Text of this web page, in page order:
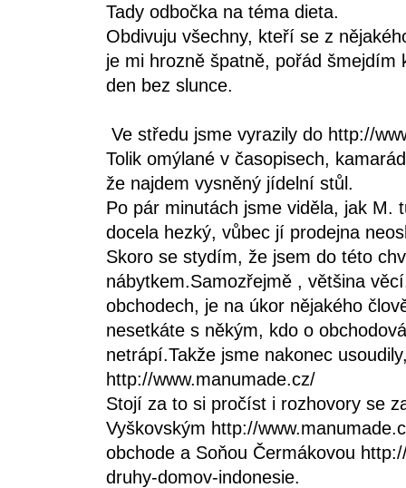
Tady odbočka na téma dieta.
Obdivuju všechny, kteří se z
je mi hrozně špatně, pořád šmejdím
den bez slunce.
Ve středu jsme vyrazily do http://
Tolik omýlané v časopisech,
že najdem vysněný jídelní stůl.
Po pár minutách jsme viděla, jak M.
docela hezký, vůbec jí prodejna
Skoro se stydím, že jsem do této
nábytkem.Samozřejmě , většina
obchodech, je na úkor nějakého
nesetkáte s někým, kdo o
netrápí.Takže jsme nakonec
http://www.manumade.cz/
Stojí za to si pročíst i rozhovory se
Vyškovským http://
obchode a Soňou Čermákovou
druhy-domov-indonesie.